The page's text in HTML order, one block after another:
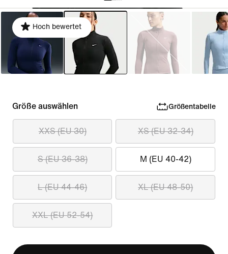
Hoch bewertet
Größe auswählen Größentabelle
XXS (EU 30) XS (EU 32-34)
S (EU 36-38) M (EU 40-42)
L (EU 44-46) XL (EU 48-50)
XXL (EU 52-54)